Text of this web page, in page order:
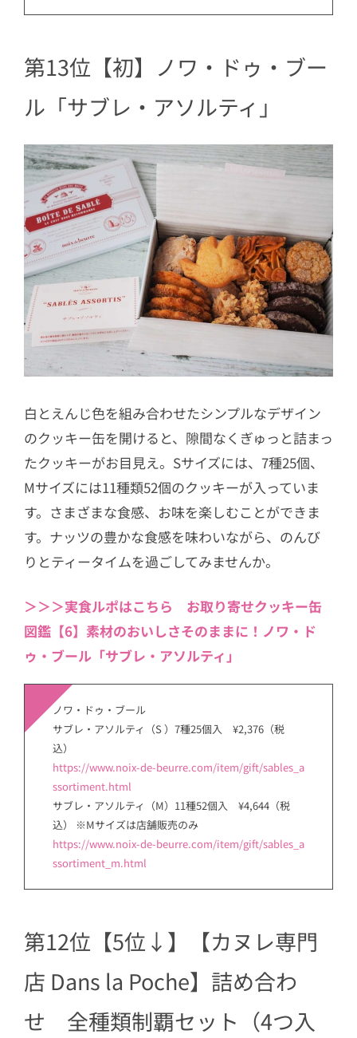
第13位【初】ノワ・ドゥ・ブー
ル「サブレ・アソルティ」
白とえんじ色を組み合わせたシンプルなデザイン
のクッキー缶を開けると、隙間なくぎゅっと詰まっ
たクッキーがお目見え。Sサイズには、7種25個、
Mサイズには11種類52個のクッキーが入っていま
す。さまざまな食感、お味を楽しむことができま
す。ナッツの豊かな食感を味わいながら、のんび
りとティータイムを過ごしてみませんか。
＞＞＞実食ルポはこちら お取り寄せクッキー缶
図鑑【6】素材のおいしさそのままに！ノワ・ド
ゥ・ブール「サブレ・アソルティ」
ノワ・ドゥ・ブール
サブレ・アソルティ（S ）7種25個入 ¥2,376（税
込）
https://www.noix-de-beurre.com/item/gift/sables_a
ssortiment.html
サブレ・アソルティ（M）11種52個入 ¥4,644（税
込） ※Mサイズは店舗販売のみ
https://www.noix-de-beurre.com/item/gift/sables_a
ssortiment_m.html
第12位【5位↓】【カヌレ専門
店 Dans la Poche】詰め合わ
せ 全種類制覇セット（4つ入